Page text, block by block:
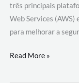
três principais
Web Services
para melhorar a
Gerenciamento
Read More »